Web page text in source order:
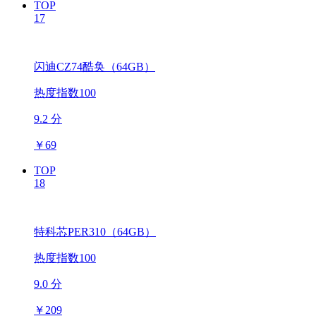
TOP
17
闪迪CZ74酷奂（64GB）
热度指数100
9.2 分
￥69
TOP
18
特科芯PER310（64GB）
热度指数100
9.0 分
￥ 209